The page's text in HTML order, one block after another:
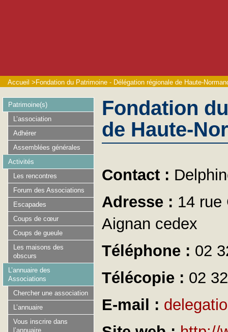
Accueil > Fondation du Patrimoine - Délégation régionale de Haute-
Fondation
de Haute-
Contact :
Adresse : 14 rue
Aignan cedex
Téléphone : 02
Télécopie : 02
E-mail :
Patrimoine(s)
L’association
Adhérer
Assemblées générales
Activités
Les rencontres
Forum des Associations
Escapades
Coups de cœur
Coups de gueule
Les maisons des
obscurs
L’annuaire des
Associations
Chercher une association
L’annuaire
Vous inscrire dans
l’annuaire